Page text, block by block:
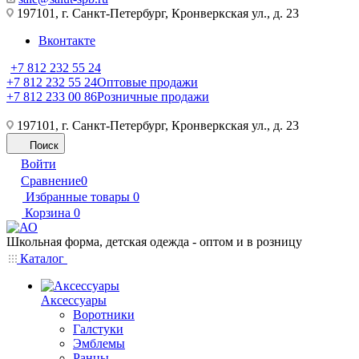
197101, г. Санкт-Петербург, Кронверкская ул., д. 23
Вконтакте
+7 812 232 55 24
+7 812 232 55 24Оптовые продажи
+7 812 233 00 86Розничные продажи
197101, г. Санкт-Петербург, Кронверкская ул., д. 23
Поиск
Войти
Сравнение0
Избранные товары 0
Корзина 0
Школьная форма, детская одежда - оптом и в розницу
Каталог
Аксессуары
Воротники
Галстуки
Эмблемы